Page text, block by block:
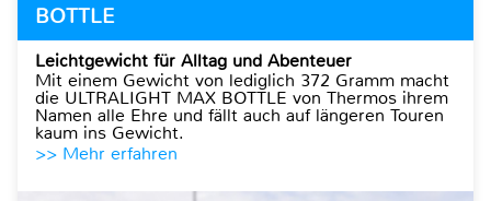
BOTTLE
Leichtgewicht für Alltag und Abenteuer
Mit einem Gewicht von lediglich 372 Gramm macht
die ULTRALIGHT MAX BOTTLE von Thermos ihrem
Namen alle Ehre und fällt auch auf längeren Touren
kaum ins Gewicht.
>> Mehr erfahren